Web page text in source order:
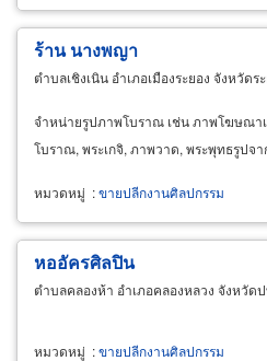
ร้าน นางพญา
ตำบลเชิงเนิน อำเภอเมืองระยอง จังหวัดร
จำหน่ายรูปภาพโบราณ เช่น ภาพโฆษณา
โบราณ, พระเกจิ, ภาพวาด, พระพุทธรูปจา
หมวดหมู่ :ขายปลีกงานศิลปกรรม
หออัครศิลปิน
ตำบลคลองห้า อำเภอคลองหลวง จังหวัด
หมวดหมู่ :ขายปลีกงานศิลปกรรม